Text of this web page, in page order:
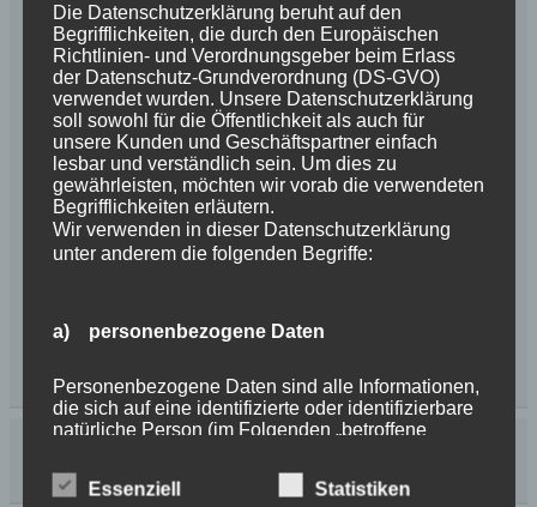
Die Datenschutzerklärung beruht auf den
Begrifflichkeiten, die durch den Europäischen
Richtlinien- und Verordnungsgeber beim Erlass
der Datenschutz-Grundverordnung (DS-GVO)
verwendet wurden. Unsere Datenschutzerklärung
soll sowohl für die Öffentlichkeit als auch für
unsere Kunden und Geschäftspartner einfach
lesbar und verständlich sein. Um dies zu
gewährleisten, möchten wir vorab die verwendeten
Begrifflichkeiten erläutern.
Wir verwenden in dieser Datenschutzerklärung
unter anderem die folgenden Begriffe:
a) personenbezogene Daten
Personenbezogene Daten sind alle Informationen,
die sich auf eine identifizierte oder identifizierbare
natürliche Person (im Folgenden „betroffene
natürliche Person angesehen, die direkt oder
indirekt, insbesondere mittels Zuordnung zu einer
Essenziell Statistiken